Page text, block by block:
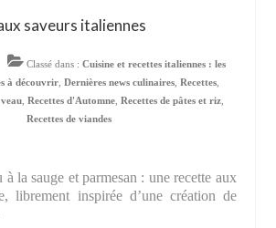
saveurs italiennes
Classé dans : Cuisine et recettes italiennes : les
à découvrir, Dernières news culinaires, Recettes,
Recettes d'Automne Recettes de pâtes et riz
Recettes de viandes
la sauge et parmesan : une recette aux
librement inspirée d’une création de